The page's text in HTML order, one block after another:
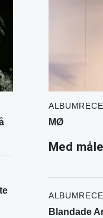
MØ
Med
Blandade